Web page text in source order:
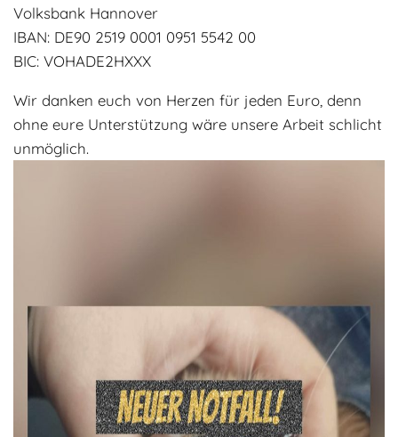
Volksbank Hannover
IBAN: DE90 2519 0001 0951 5542 00
BIC: VOHADE2HXXX
Wir danken euch von Herzen für jeden Euro, denn
ohne eure Unterstützung wäre unsere Arbeit schlicht
unmöglich.